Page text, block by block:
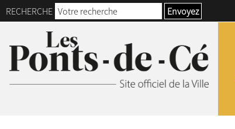
RECHERCHE Envoyez